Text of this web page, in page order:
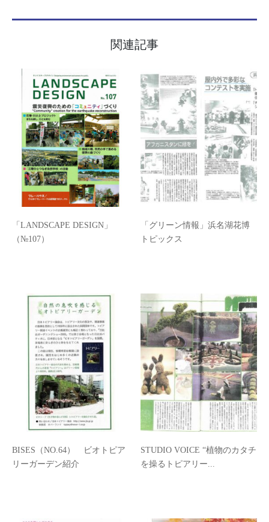
関連記事
「LANDSCAPE DESIGN」
（№107）
「グリーン情報」浜名湖花博
トピックス
BISES（NO.64） ビオトピア
リーガーデン紹介
STUDIO VOICE “植物のカタチ
を操るトピアリー...